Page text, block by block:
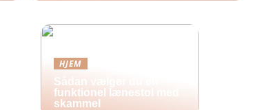
HJEM
Sådan vælger du en
funktionel lænestol med
skammel